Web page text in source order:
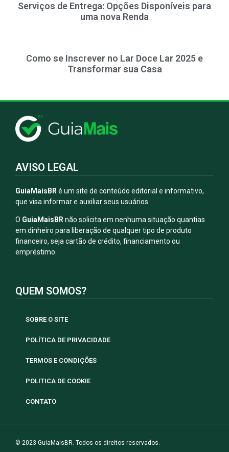
Serviços de Entrega: Opções Disponíveis para
uma nova Renda
Como se Inscrever no Lar Doce Lar 2025 e
Transformar sua Casa
AVISO LEGAL
GuiaMaisBR é um site de conteúdo editorial e informativo,
que visa informar e auxiliar seus usuários.
O GuiaMaisBRnão solicita em nenhuma situação quantias
em dinheiro para liberação de qualquer tipo de produto
financeiro, seja cartão de crédito, financiamento ou
empréstimo.
QUEM SOMOS?
SOBRE O SITE
POLÍTICA DE PRIVACIDADE
TERMOS E CONDIÇÕES
POLITICA DE COOKIE
CONTATO
© 2023 GuiaMaisBR. Todos os direitos reservados.